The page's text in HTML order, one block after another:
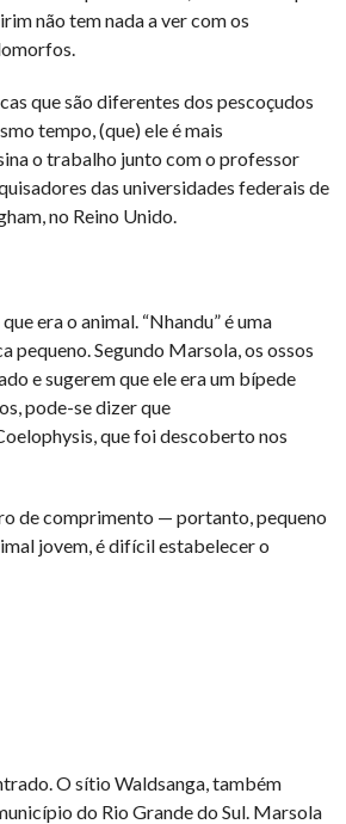
não tem nada a ver com os
que são diferentes dos pescoçudos
tempo, (que) ele é mais
o trabalho junto com o professor
das universidades federais de
no Reino Unido.
era o animal. “Nhandu” é uma
pequeno. Segundo Marsola, os ossos
e sugerem que ele era um bípede
pode-se dizer que
que foi descoberto nos
de comprimento — portanto, pequeno
jovem, é difícil estabelecer o
O sítio Waldsanga, também
do Rio Grande do Sul. Marsola